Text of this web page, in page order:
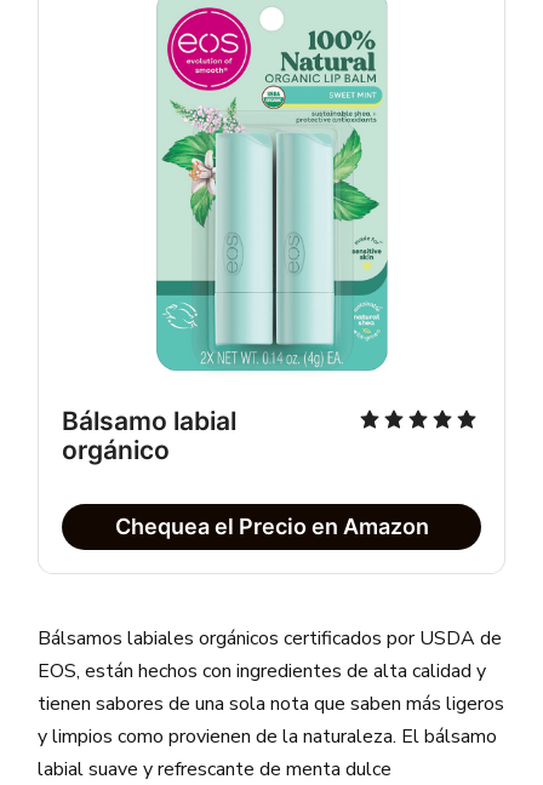
Bálsamo labial
orgánico
Chequea el Precio en Amazon
Bálsamos labiales orgánicos certificados por USDA de
EOS, están hechos con ingredientes de alta calidad y
tienen sabores de una sola nota que saben más ligeros
y limpios como provienen de la naturaleza. El bálsamo
labial suave y refrescante de menta dulce